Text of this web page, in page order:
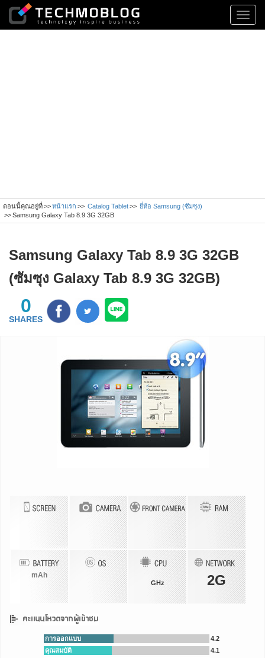
ตอนนี้คุณอยู่ที่ หน้าแรก Catalog Tablet
ยี่ห้อ Samsung (ซัมซุง)
Samsung Galaxy Tab 8.9 3G 32GB
Samsung Galaxy Tab 8.9 3G 32GB
(ซัมซุง Galaxy Tab 8.9 3G 32GB)
0
SHARES
mAh
GHz 2G
การออกแบบ
4.2
คุณสมบัติ
4.1